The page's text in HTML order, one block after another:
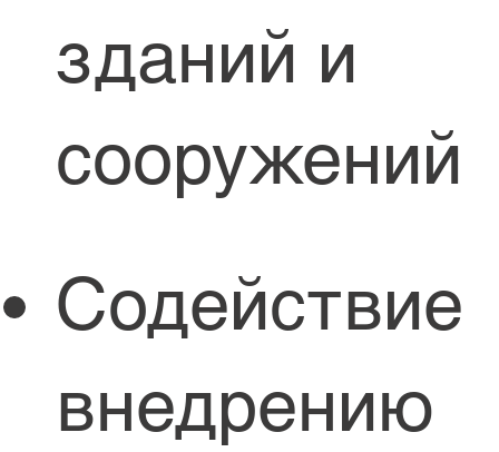
зданий и
сооружений
Содействие
внедрению